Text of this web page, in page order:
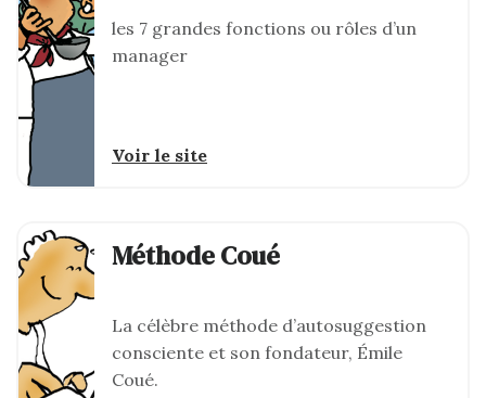
les 7 grandes fonctions ou rôles d’un
manager
Voir le site
Méthode Coué
La célèbre méthode d’autosuggestion
consciente et son fondateur, Émile
Coué.